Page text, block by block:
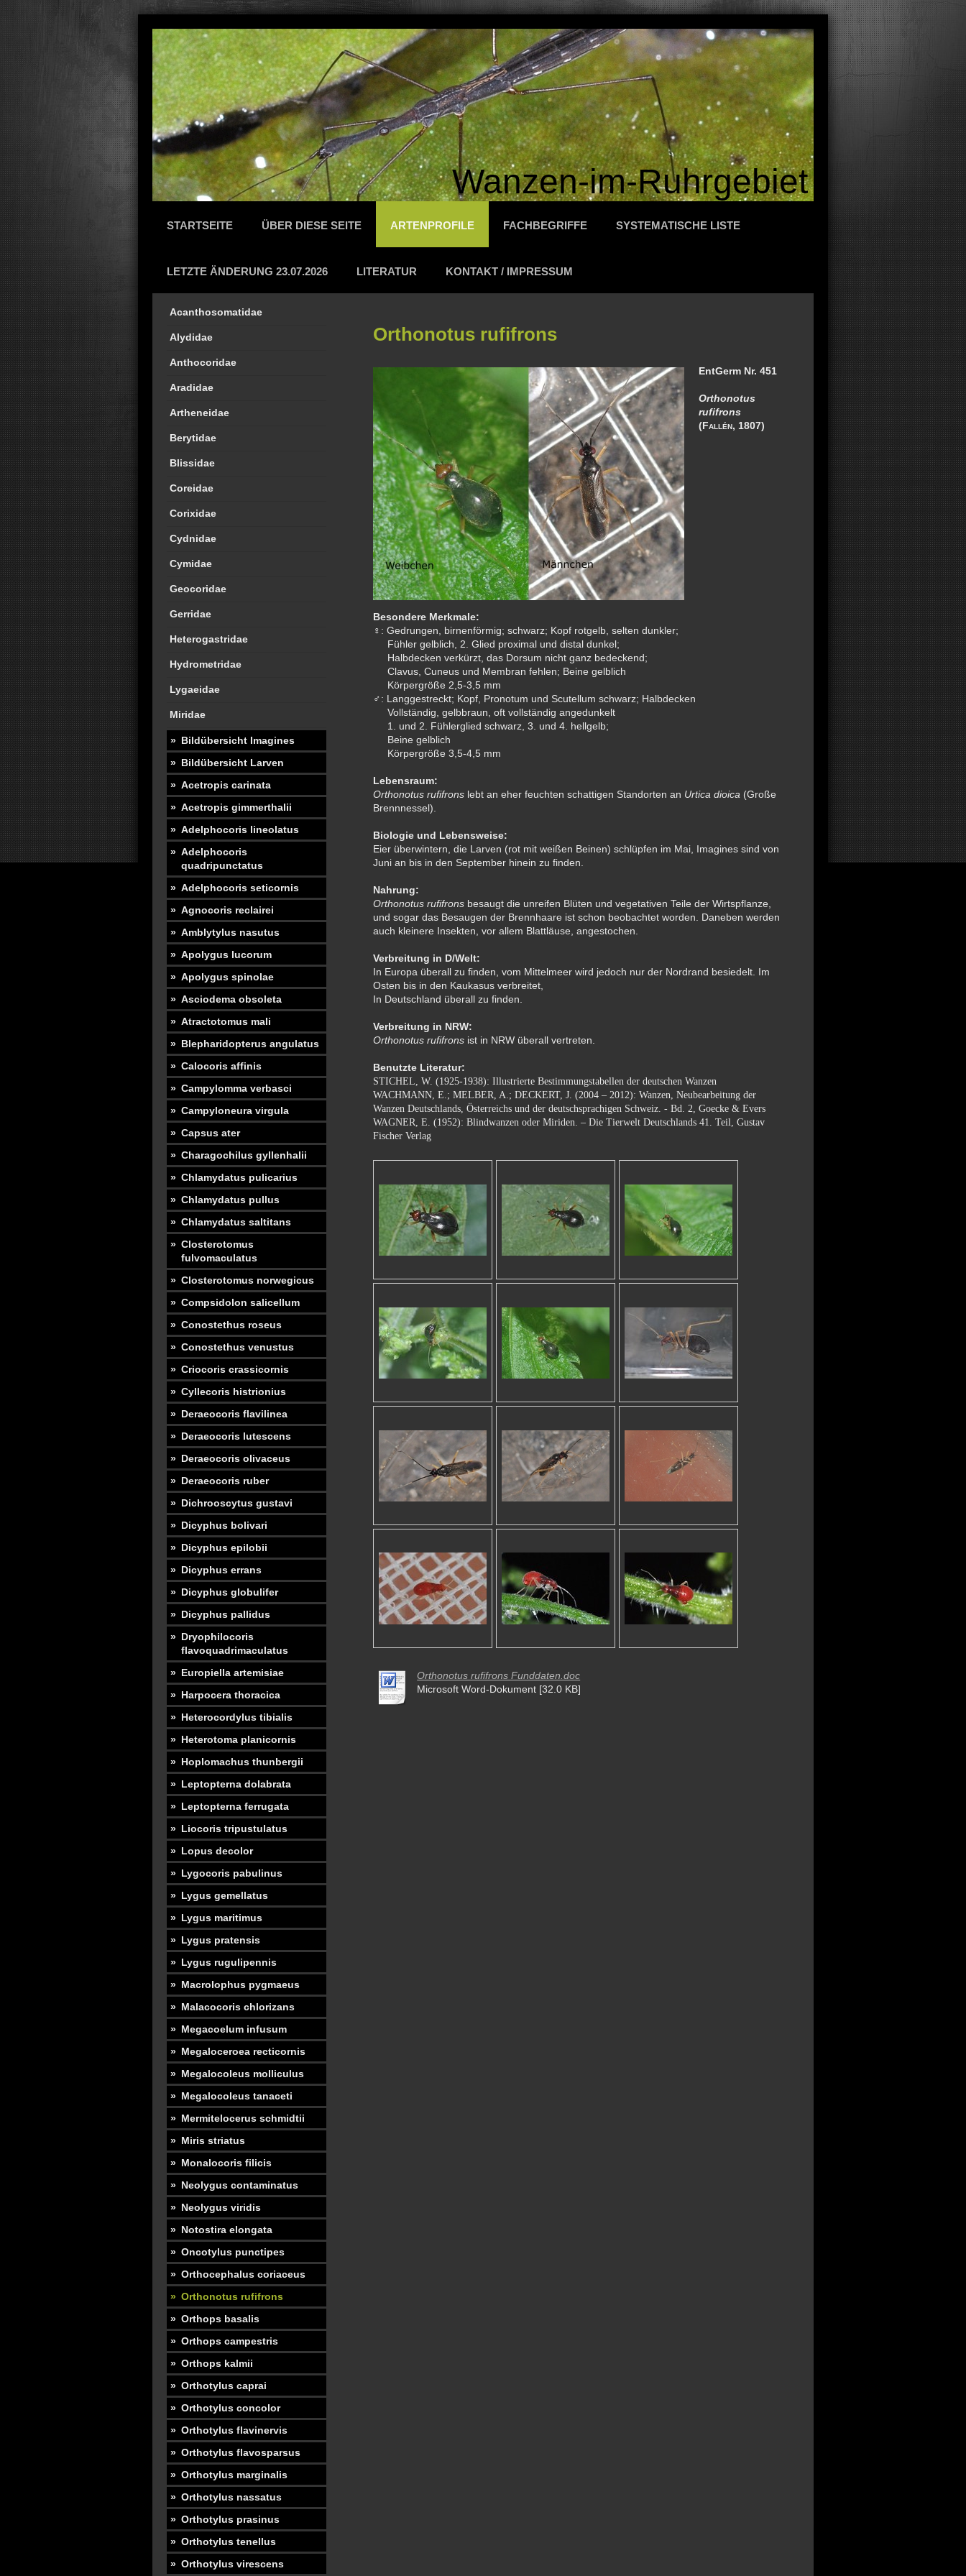
Wanzen-im-Ruhrgebiet
STARTSEITE ÜBER DIESE SEITE ARTENPROFILE FACHBEGRIFFE SYSTEMATISCHE LISTE
LETZTE ÄNDERUNG 23.07.2026 LITERATUR KONTAKT / IMPRESSUM
Orthonotus rufifrons
EntGerm Nr. 451
Orthonotus
rufifrons
(Fallén, 1807)
Besondere Merkmale:
♀ : Gedrungen, birnenförmig; schwarz; Kopf rotgelb, selten dunkler;
Fühler gelblich, 2. Glied proximal und distal dunkel;
Halbdecken verkürzt, das Dorsum nicht ganz bedeckend;
Clavus, Cuneus und Membran fehlen; Beine gelblich
Körpergröße 2,5-3,5 mm
♂ : Langgestreckt; Kopf, Pronotum und Scutellum schwarz; Halbdecken
Vollständig, gelbbraun, oft vollständig angedunkelt
1. und 2. Fühlerglied schwarz, 3. und 4. hellgelb;
Beine gelblich
Körpergröße 3,5-4,5 mm
Lebensraum:
Orthonotus rufifrons lebt an eher feuchten schattigen Standorten an Urtica dioica (Große
Brennnessel).
Biologie und Lebensweise:
Eier überwintern, die Larven (rot mit weißen Beinen) schlüpfen im Mai, Imagines sind von
Juni an bis in den September hinein zu finden.
Nahrung:
Orthonotus rufifrons besaugt die unreifen Blüten und vegetativen Teile der Wirtspflanze,
und sogar das Besaugen der Brennhaare ist schon beobachtet worden. Daneben werden
auch kleinere Insekten, vor allem Blattläuse, angestochen.
Verbreitung in D/Welt:
In Europa überall zu finden, vom Mittelmeer wird jedoch nur der Nordrand besiedelt. Im
Osten bis in den Kaukasus verbreitet,
In Deutschland überall zu finden.
Verbreitung in NRW:
Orthonotus rufifrons ist in NRW überall vertreten.
Benutzte Literatur:
STICHEL, W. (1925-1938): Illustrierte Bestimmungstabellen der deutschen Wanzen
WACHMANN, E.; MELBER, A.; DECKERT, J. (2004 – 2012): Wanzen, Neubearbeitung der
Wanzen Deutschlands, Österreichs und der deutschsprachigen Schweiz. - Bd. 2, Goecke & Evers
WAGNER, E. (1952): Blindwanzen oder Miriden. – Die Tierwelt Deutschlands 41. Teil, Gustav
Fischer Verlag
Orthonotus rufifrons Funddaten.doc
Microsoft Word-Dokument [32.0 KB]
Acanthosomatidae
Alydidae
Anthocoridae
Aradidae
Artheneidae
Berytidae
Blissidae
Coreidae
Corixidae
Cydnidae
Cymidae
Geocoridae
Gerridae
Heterogastridae
Hydrometridae
Lygaeidae
Miridae
Bildübersicht Imagines
Bildübersicht Larven
Acetropis carinata
Acetropis gimmerthalii
Adelphocoris lineolatus
Adelphocoris
quadripunctatus
Adelphocoris seticornis
Agnocoris reclairei
Amblytylus nasutus
Apolygus lucorum
Apolygus spinolae
Asciodema obsoleta
Atractotomus mali
Blepharidopterus angulatus
Calocoris affinis
Campylomma verbasci
Campyloneura virgula
Capsus ater
Charagochilus gyllenhalii
Chlamydatus pulicarius
Chlamydatus pullus
Chlamydatus saltitans
Closterotomus
fulvomaculatus
Closterotomus norwegicus
Compsidolon salicellum
Conostethus roseus
Conostethus venustus
Criocoris crassicornis
Cyllecoris histrionius
Deraeocoris flavilinea
Deraeocoris lutescens
Deraeocoris olivaceus
Deraeocoris ruber
Dichrooscytus gustavi
Dicyphus bolivari
Dicyphus epilobii
Dicyphus errans
Dicyphus globulifer
Dicyphus pallidus
Dryophilocoris
flavoquadrimaculatus
Europiella artemisiae
Harpocera thoracica
Heterocordylus tibialis
Heterotoma planicornis
Hoplomachus thunbergii
Leptopterna dolabrata
Leptopterna ferrugata
Liocoris tripustulatus
Lopus decolor
Lygocoris pabulinus
Lygus gemellatus
Lygus maritimus
Lygus pratensis
Lygus rugulipennis
Macrolophus pygmaeus
Malacocoris chlorizans
Megacoelum infusum
Megaloceroea recticornis
Megalocoleus molliculus
Megalocoleus tanaceti
Mermitelocerus schmidtii
Miris striatus
Monalocoris filicis
Neolygus contaminatus
Neolygus viridis
Notostira elongata
Oncotylus punctipes
Orthocephalus coriaceus
Orthonotus rufifrons
Orthops basalis
Orthops campestris
Orthops kalmii
Orthotylus caprai
Orthotylus concolor
Orthotylus flavinervis
Orthotylus flavosparsus
Orthotylus marginalis
Orthotylus nassatus
Orthotylus prasinus
Orthotylus tenellus
Orthotylus virescens